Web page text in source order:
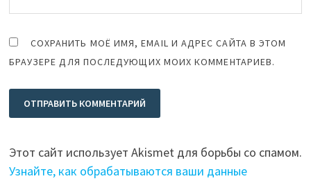
СОХРАНИТЬ МОЁ ИМЯ, EMAIL И АДРЕС САЙТА В ЭТОМ
БРАУЗЕРЕ ДЛЯ ПОСЛЕДУЮЩИХ МОИХ КОММЕНТАРИЕВ.
Этот сайт использует Akismet для борьбы со спамом.
Узнайте, как обрабатываются ваши данные